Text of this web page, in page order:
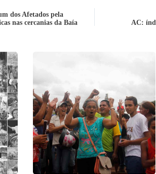
dos Afetados pela
nas cercanias da Baía
AC: